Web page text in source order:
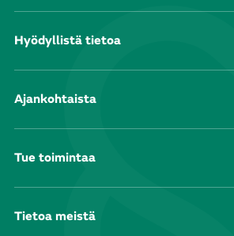
Hyödyllistä tietoa
Ajankohtaista
Tue toimintaa
Tietoa meistä